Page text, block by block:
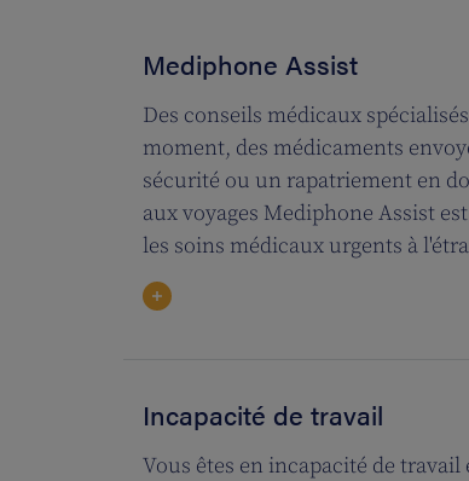
Mediphone Assist
Des conseils médicaux
moment, des médicaments
sécurité ou un rapatriement en
aux voyages Mediphone Assist
les soins médicaux urgents à
Incapacité de travail
Vous êtes en incapacité de